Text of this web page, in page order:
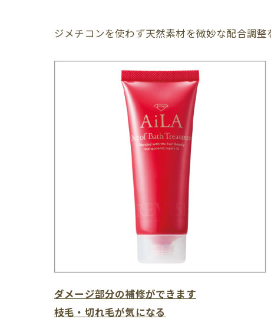
ジメチコンを使わず天然素材を微妙な配合調
ダメージ部分の補修ができます
枝毛・切れ毛が気になる